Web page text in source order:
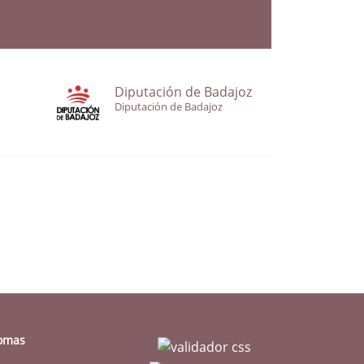
Diputación de Badajoz
Diputación de Badajoz